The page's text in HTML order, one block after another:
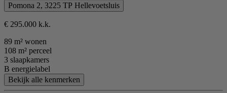
Pomona 2, 3225 TP Hellevoetsluis
€ 295.000 k.k.
89 m² wonen
108 m² perceel
3 slaapkamers
B energielabel
Bekijk alle kenmerken